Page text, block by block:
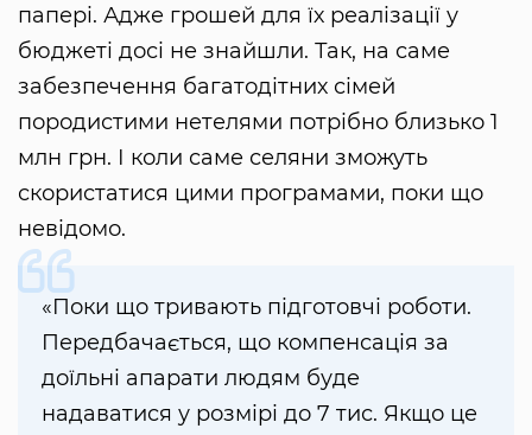
папері. Адже грошей для їх реалізації у
бюджеті досі не знайшли. Так, на саме
забезпечення багатодітних сімей
породистими нетелями потрібно близько 1
млн грн. І коли саме селяни зможуть
скористатися цими програмами, поки що
невідомо.
«Поки що тривають підготовчі роботи.
Передбачається, що компенсація за
доїльні апарати людям буде
надаватися у розмірі до 7 тис. Якщо це